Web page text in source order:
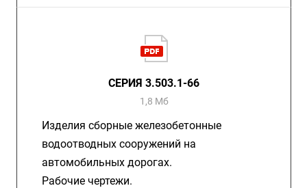
СЕРИЯ 3.503.1-66
1,8 Мб
Изделия сборные железобетонные
водоотводных сооружений на
автомобильных дорогах.
Рабочие чертежи.